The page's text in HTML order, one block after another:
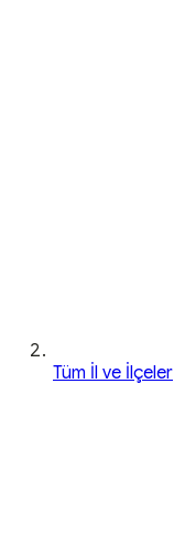
Tüm İl ve İlçeler